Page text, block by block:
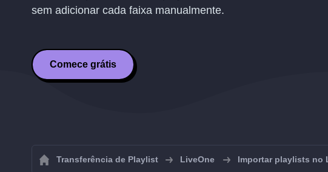
sem adicionar cada faixa manualmente.
Comece grátis
Transferência de Playlist LiveOne Importar playlists no